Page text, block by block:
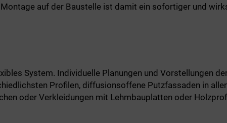
auf der Baustelle ist damit ein sofortiger und
System. Individuelle Planungen und Vorstellungen
Profilen, diffusionsoffene Putzfassaden in
oder Verkleidungen mit Lehmbauplatten oder